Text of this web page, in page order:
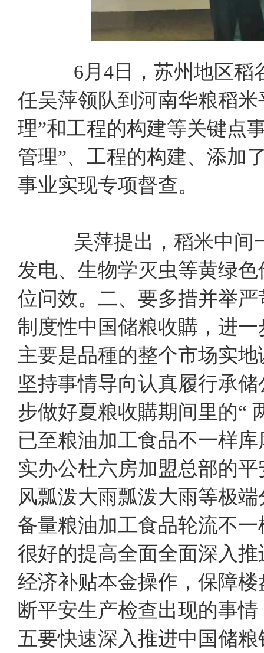
6月4日，苏州地区
任吴萍领队到河南华粮稻
理”和工程的构建等关键点
管理”、工程的构建、添加
事业实现专项督查。
吴萍提出，稻米中间
发电、生物学灭虫等黄绿
位问效。二、要多措并举
制度性中国储粮收購，进
主要是品種的整个市场实
坚持事情导向认真履行承
步做好夏粮收購期间里的“
已至粮油加工食品不一样
实办公杜六房加盟总部的
风瓢泼大雨瓢泼大雨等极
备量粮油加工食品轮流不
很好的提高全面全面深入
经济补贴本金操作，保障
断平安生产检查出现的事
五要快速深入推进中国储